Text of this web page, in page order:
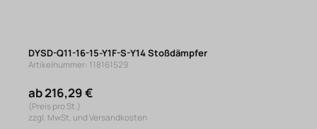
DYSD-Q11-16-15-Y1F-S-Y14 Stoßdämpfer
Artikelnummer: 118161529
ab 216,29 €
(Preis pro St.)
zzgl. MwSt. und Versandkosten